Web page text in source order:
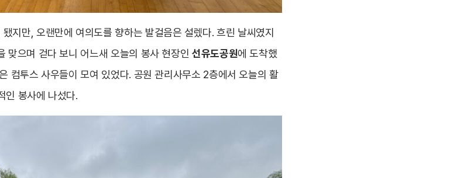
지만, 오랜만에 여의도를 향하는 발걸음은 설렜다. 흐린 날씨였지
맞으며 걷다 보니 어느새 오늘의 봉사 현장인선유도공원에 도착했
컴투스 사우들이 모여 있었다. 공원 관리사무소 2층에서 오늘의 활
인 봉사에 나섰다.